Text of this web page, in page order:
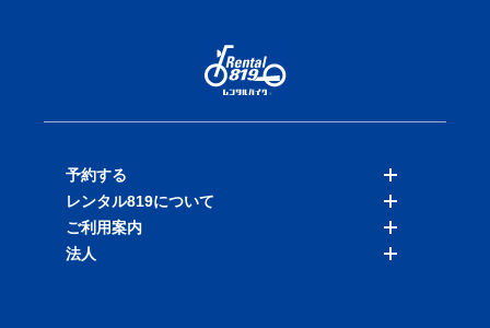
予約する
バイクを探す
店舗を探す
レンタル819について
料金表
ご利用案内
法人